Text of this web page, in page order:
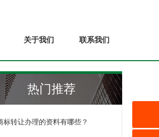
关于我们 联系我们
热门推荐
标转让办理的资料有哪些？